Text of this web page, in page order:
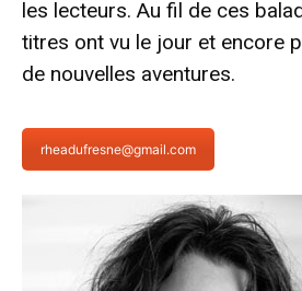
les lecteurs. Au fil de ces
titres ont vu le jour et encore
de nouvelles aventures.
rheadufresne@gmail.com